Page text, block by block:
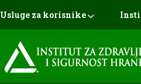
Usluge za korisnike